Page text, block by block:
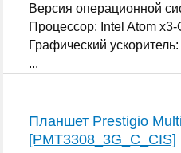
Версия операционной
Процессор: Intel Atom x3-
Графический
...
Планшет Prestigio
[PMT3308_3G_C_CIS]